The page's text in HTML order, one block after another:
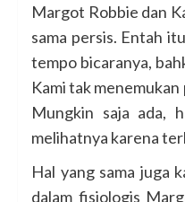
Margot Robbie dan
sama persis. Entah
tempo bicaranya,
Kami tak
Mungkin saja ada,
melihatnya karena
Hal yang sama juga
dalam fisiologis